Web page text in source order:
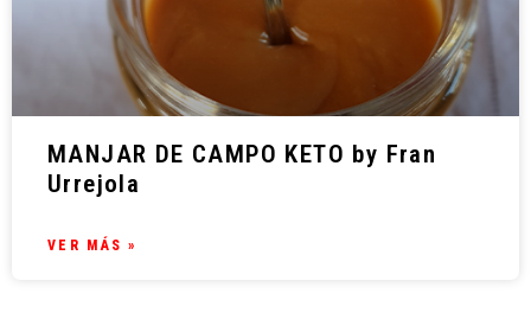
MANJAR DE CAMPO KETO by Fran
Urrejola
VER MÁS »